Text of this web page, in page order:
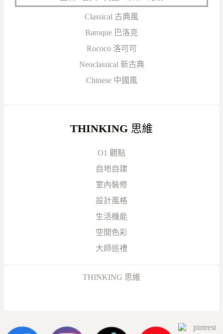
Classical 古典風
Baroque 巴洛克
Rococo 洛可可
Neoclassical 新古典
Chinese 中國風
THINKING 思維
O1 觀點
自地自建
室內裝修
設計風格
生活機能
空間色彩
大師巡禮
THINKING 思維